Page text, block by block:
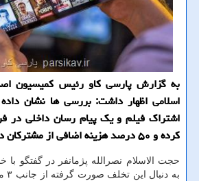
به گزارش پارسی کاو رئیس ‏کمیسیون
اشتراک فیلم و یک پیام رسان داخلی در
کرده و ۵۰ درصد هزینه اضافی از مشترکان دریافت کرده اند.
حجت الاسلام نصرالله پژمانفر در گفتگو با
به